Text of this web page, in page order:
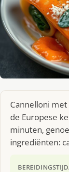
Cannelloni
de Europese
minuten,
ingrediënten:
BEREIDINGSTIJD